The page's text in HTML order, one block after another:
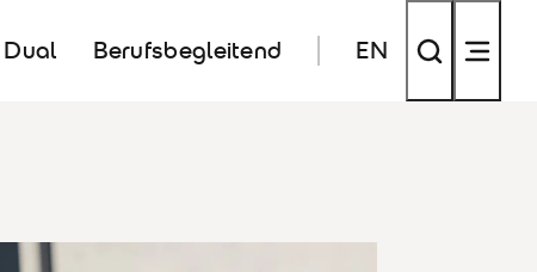
Dual Berufsbegleitend EN